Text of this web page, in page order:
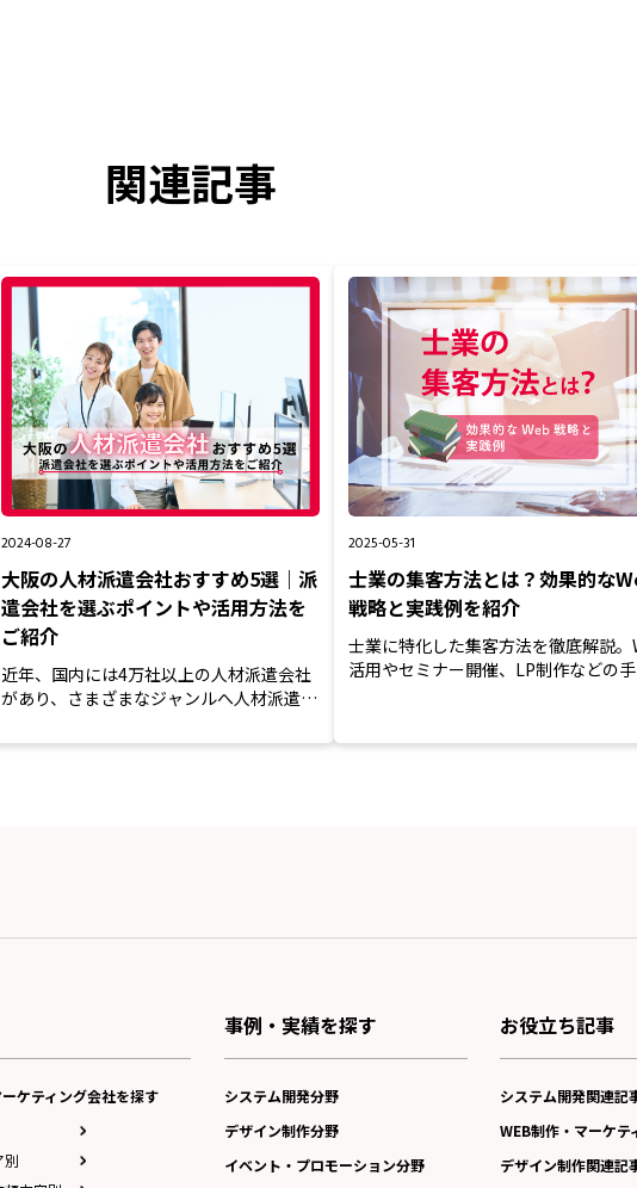
関連記事
2024-08-27
大阪の人材派遣会社おすすめ5選｜派
遣会社を選ぶポイントや活用方法を
ご紹介
近年、国内には4万社以上の人材派遣会社
があり、さまざまなジャンルへ人材派遣を
2025-05-31
士業の集客方法とは？効果的な
戦略と実践例を紹介
士業に特化した集客方法を徹底解説。
活用やセミナー開催、LP制作などの
ケティング会社を探す
別
事例・実績を探す
システム開発分野
デザイン制作分野
イベント・プロモーション分野
お役立ち記事
システム開発関連記
WEB制作・マーケテ
デザイン制作関連記